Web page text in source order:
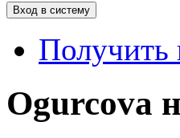
Получить
Ogurcova